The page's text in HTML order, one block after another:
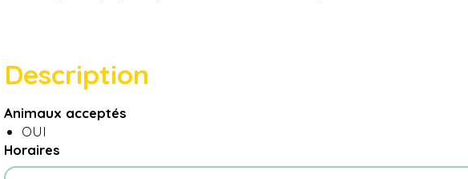
Description
Animaux acceptés
OUI
Horaires